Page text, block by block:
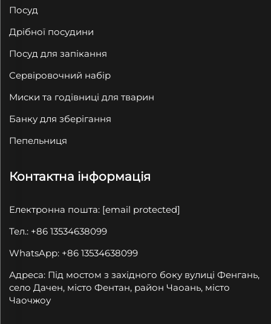
Посуд
Дрібної посудини
Посуд для запікання
Сервіровочний набір
Миски та годівниці для тварин
Банку для зберігання
Пепельниця
Контактна інформація
Електронна пошта: [email protected]
Тел.: +86 13534638099
WhatsApp: +86 13534638099
Адреса: Під мостом з західного боку вулиці Фенгань,
село Дачен, місто Фентан, район Чаоань, місто
Чаочжоу